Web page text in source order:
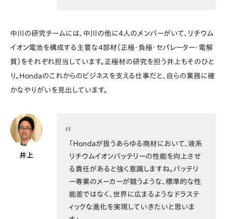
中川の研究チームには、中川の他に4人のメンバーがいて、リチウム
イオン電池を構成する主要な4部材（正極・負極・セパレーター・電解
質）をそれぞれ担当しています。正極材の研究を担う井上もそのひと
り。Hondaのこれからのビジネスを支える仕事だと、自らの業務に確
かなやりがいを見出しています。
井上
「Hondaが扱うあらゆる商材において、液系
リチウムイオンバッテリーの性能を向上させ
る責任があると強く意識しますね。バッテリ
ー専業のメーカーが競うような、標準的な性
能差ではなく、世界に広まるようなドラステ
ィックな進化を実現していきたいと思いま